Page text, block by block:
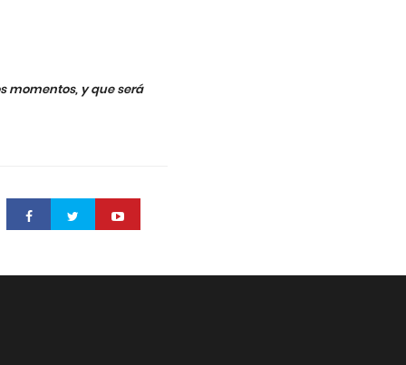
momentos, y que será